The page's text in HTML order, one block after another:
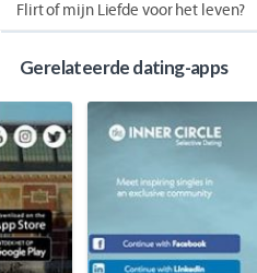
Flirt of mijn Liefde voor het leven?
Gerelateerde dating-apps